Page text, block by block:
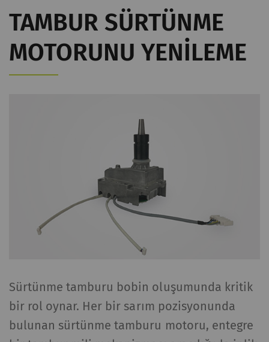
TAMBUR SÜRTÜNME
MOTORUNU YENILEME
Sürtünme tamburu bobin oluşumunda kritik
bir rol oynar. Her bir sarım pozisyonunda
bulunan sürtünme tamburu motoru, entegre